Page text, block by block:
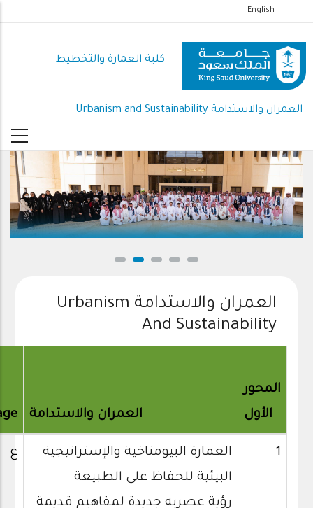
إلى
المحتوى
الرئيسي
English
كلية العمارة والتخطيط
العمران والاستدامة Urbanism and Sustainability
العمران والاستدامة Urbanism
And Sustainability
المحور
الأول
العمران والاستدامة
1
العمارة البيومناخية والإستراتيجية
البيئية للحفاظ على الطبيعة
رؤية عصريه جديدة لمفاهيم قديمة
ع